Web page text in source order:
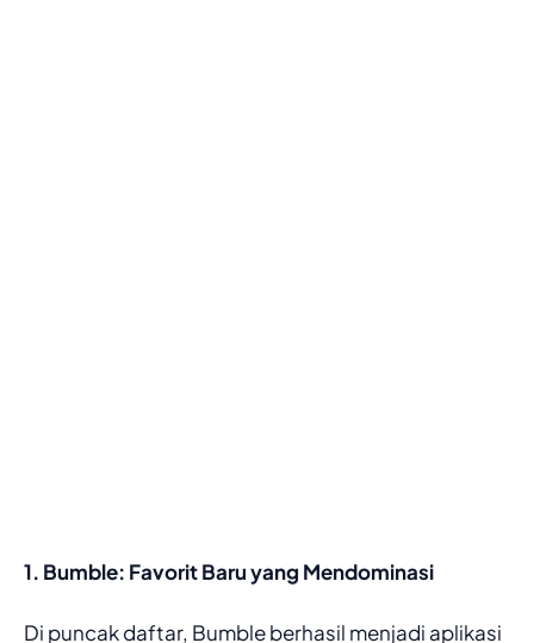
1. Bumble: Favorit Baru yang Mendominasi
Di puncak daftar, Bumble berhasil menjadi aplikasi